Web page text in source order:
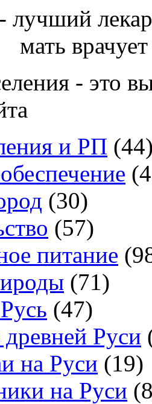
лучший
мать
- это
и РП
(30)
(57)
питание
(71)
(47)
Руси
на Руси (19)
на Руси